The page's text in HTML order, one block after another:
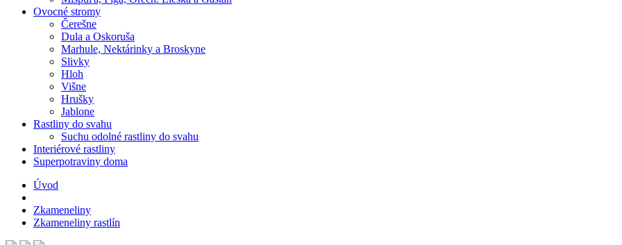
Ovocné stromy
Čerešne
Dula a Oskoruša
Marhule, Nektárinky a Broskyne
Slivky
Hloh
Višne
Hrušky
Jablone
Rastliny do svahu
Suchu odolné rastliny do svahu
Interiérové rastliny
Superpotraviny doma
Úvod
Zkameneliny
Zkameneliny rastlín